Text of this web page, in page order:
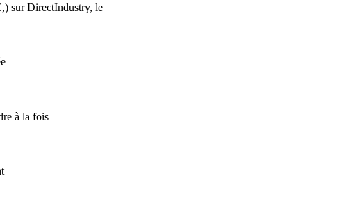
sur DirectIndustry, le
à la fois